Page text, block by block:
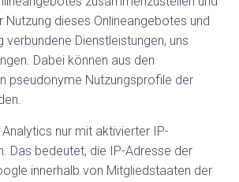
Nutzung dieses Onlineangebotes und
verbundene Dienstleistungen, uns
Dabei können aus den
pseudonyme Nutzungsprofile der
nur mit aktivierter IP-
Das bedeutet, die IP-Adresse der
innerhalb von Mitgliedstaaten der